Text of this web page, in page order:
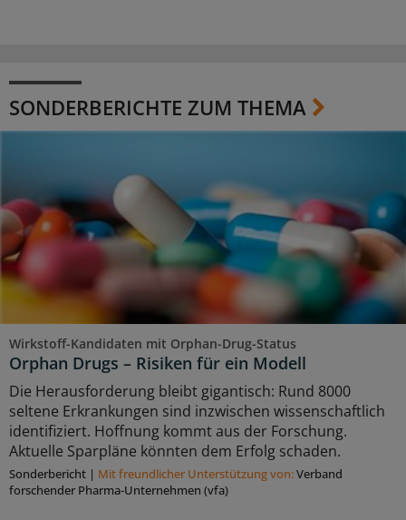
SONDERBERICHTE ZUM THEMA
Wirkstoff-Kandidaten mit Orphan-Drug-Status
Orphan Drugs – Risiken für ein Modell
Die Herausforderung bleibt gigantisch: Rund 8000
seltene Erkrankungen sind inzwischen wissenschaftlich
identifiziert. Hoffnung kommt aus der Forschung.
Aktuelle Sparpläne könnten dem Erfolg schaden.
Sonderbericht | Mit freundlicher Unterstützung von:Verband
forschender Pharma-Unternehmen (vfa)